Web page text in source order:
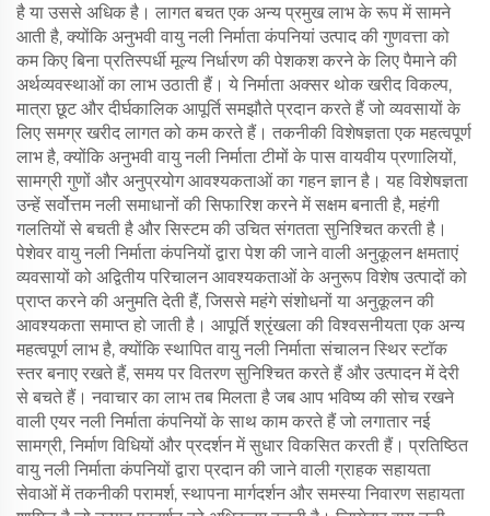
है या उससे अधिक है। लागत बचत एक अन्य प्रमुख लाभ के रूप में सामने
आती है, क्योंकि अनुभवी वायु नली निर्माता कंपनियां उत्पाद की गुणवत्ता को
कम किए बिना प्रतिस्पर्धी मूल्य निर्धारण की पेशकश करने के लिए पैमाने की
अर्थव्यवस्थाओं का लाभ उठाती हैं। ये निर्माता अक्सर थोक खरीद विकल्प,
मात्रा छूट और दीर्घकालिक आपूर्ति समझौते प्रदान करते हैं जो व्यवसायों के
लिए समग्र खरीद लागत को कम करते हैं। तकनीकी विशेषज्ञता एक महत्वपूर्ण
लाभ है, क्योंकि अनुभवी वायु नली निर्माता टीमों के पास वायवीय प्रणालियों,
सामग्री गुणों और अनुप्रयोग आवश्यकताओं का गहन ज्ञान है। यह विशेषज्ञता
उन्हें सर्वोत्तम नली समाधानों की सिफारिश करने में सक्षम बनाती है, महंगी
गलतियों से बचती है और सिस्टम की उचित संगतता सुनिश्चित करती है।
पेशेवर वायु नली निर्माता कंपनियों द्वारा पेश की जाने वाली अनुकूलन क्षमताएं
व्यवसायों को अद्वितीय परिचालन आवश्यकताओं के अनुरूप विशेष उत्पादों को
प्राप्त करने की अनुमति देती हैं, जिससे महंगे संशोधनों या अनुकूलन की
आवश्यकता समाप्त हो जाती है। आपूर्ति श्रृंखला की विश्वसनीयता एक अन्य
महत्वपूर्ण लाभ है, क्योंकि स्थापित वायु नली निर्माता संचालन स्थिर स्टॉक
स्तर बनाए रखते हैं, समय पर वितरण सुनिश्चित करते हैं और उत्पादन में देरी
से बचते हैं। नवाचार का लाभ तब मिलता है जब आप भविष्य की सोच रखने
वाली एयर नली निर्माता कंपनियों के साथ काम करते हैं जो लगातार नई
सामग्री, निर्माण विधियों और प्रदर्शन में सुधार विकसित करती हैं। प्रतिष्ठित
वायु नली निर्माता कंपनियों द्वारा प्रदान की जाने वाली ग्राहक सहायता
सेवाओं में तकनीकी परामर्श, स्थापना मार्गदर्शन और समस्या निवारण सहायता